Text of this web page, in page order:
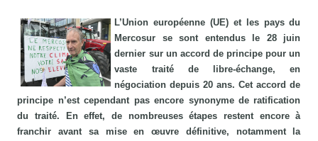
L’Union européenne (UE) et les pays du
Mercosur se sont entendus le 28 juin
dernier sur un accord de principe pour un
vaste traité de libre-échange, en
négociation depuis 20 ans. Cet accord de
principe n’est cependant pas encore synonyme de ratification
du traité. En effet, de nombreuses étapes restent encore à
franchir avant sa mise en œuvre définitive, notamment la